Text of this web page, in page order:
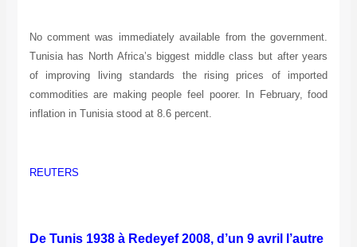
No comment was immediately available from the government.
Tunisia has North Africa’s biggest middle class but after years
of improving living standards the rising prices of imported
commodities are making people feel poorer. In February, food
inflation in Tunisia stood at 8.6 percent.
REUTERS
De Tunis 1938 à Redeyef 2008, d’un 9 avril l’autre